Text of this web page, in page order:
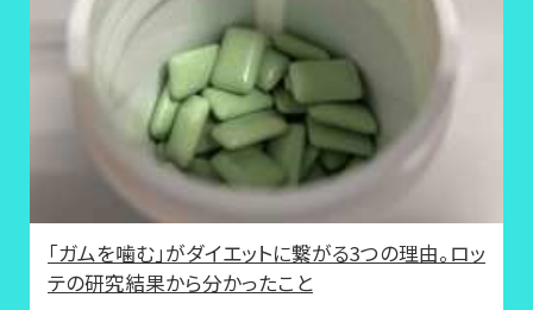
「ガムを噛む」がダイエットに繋がる3つの理由。ロッ
テの研究結果から分かったこと